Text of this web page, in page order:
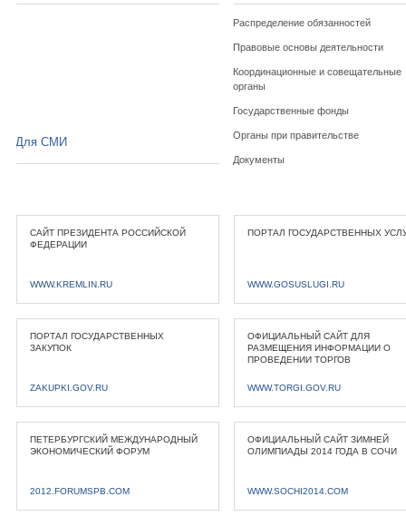
Распределение обязанностей
Правовые основы деятельности
Координационные и совещательные
органы
Государственные фонды
Органы при правительстве
Документы
Для СМИ
САЙТ ПРЕЗИДЕНТА РОССИЙСКОЙ
ФЕДЕРАЦИИ
WWW.KREMLIN.RU
ПОРТАЛ ГОСУДАРСТВЕННЫХ
WWW.GOSUSLUGI.RU
ПОРТАЛ ГОСУДАРСТВЕННЫХ
ЗАКУПОК
ZAKUPKI.GOV.RU
ОФИЦИАЛЬНЫЙ САЙТ ДЛЯ
РАЗМЕЩЕНИЯ ИНФОРМАЦИИ О
ПРОВЕДЕНИИ ТОРГОВ
WWW.TORGI.GOV.RU
ПЕТЕРБУРГСКИЙ МЕЖДУНАРОДНЫЙ
ЭКОНОМИЧЕСКИЙ ФОРУМ
2012.FORUMSPB.COM
ОФИЦИАЛЬНЫЙ САЙТ ЗИМНЕЙ
ОЛИМПИАДЫ 2014 ГОДА В СОЧИ
WWW.SOCHI2014.COM